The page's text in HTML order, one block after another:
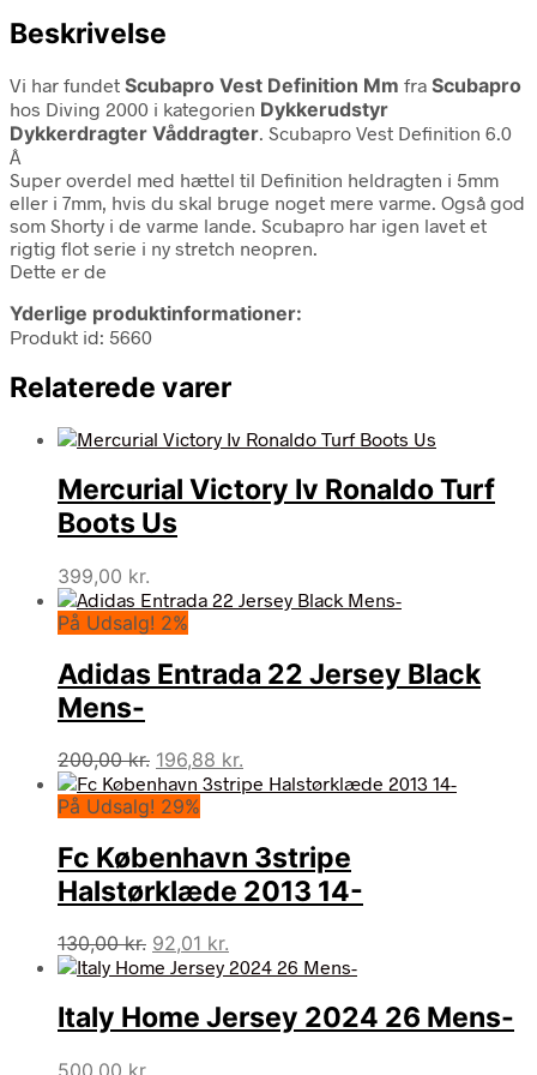
Beskrivelse
Vi har fundet Scubapro Vest Definition Mm fra Scubapro
hos Diving 2000 i kategorien Dykkerudstyr
Dykkerdragter Våddragter. Scubapro Vest Definition 6.0
Â
Super overdel med hættel til Definition heldragten i 5mm
eller i 7mm, hvis du skal bruge noget mere varme. Også god
som Shorty i de varme lande. Scubapro har igen lavet et
rigtig flot serie i ny stretch neopren.
Dette er de
Yderlige produktinformationer:
Produkt id: 5660
Relaterede varer
Mercurial Victory Iv Ronaldo Turf
Boots Us
399,00 kr.
På Udsalg! 2%
Adidas Entrada 22 Jersey Black
Mens-
200,00kr. Den
oprindelige
pris
200,00 kr..
196,88 kr.
aktuelle
196,88 kr..
På Udsalg! 29%
Fc København 3stripe
Halstørklæde 2013 14-
130,00kr. Den
oprindelige
var:
130,00 kr..
92,01 kr.
aktuelle
er:
92,01 kr..
Italy Home Jersey 2024 26 Mens-
500,00 kr.